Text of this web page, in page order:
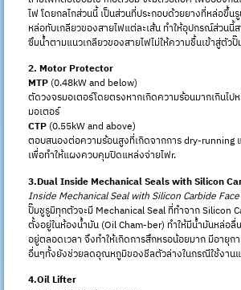
ไฟ โดยกลไกส่วนนี้ เป็นส่วนที่ประกอบด้วยยางที่หล่อขึ้นรู
หล่อทับเกลียวของสายไฟแต่ละเส้น ทำให้อุปกรณ์ส่วนนี้
ซึมน้ำตามแนวเกลียวของสายไฟไม่ให้ความชื้นเข้าสู่ตัวปั๊
2. Motor Protector
MTP (0.48kW and below)
ตัดวงจรมอเตอร์โดยตรงหากเกิดความร้อนมากเกินไป
มอเตอร์
CTP (0.55kW and above)
ตอบสนองต่อความร้อนสูงที่เกิดจากการ dry-running
เพื่อทำให้แผงควบคุมปิดแหล่งจ่ายไฟr.
3.Dual Inside Mechanical Seals with Silicon
Inside Mechanical Seal with Silicon Carbide Face
ปั๊มชูรูมิทุกตัวจะมี Mechanical Seal ที่ทำจาก Silicon
ตั้งอยู่ในห้องน้ำมัน (Oil Cham-ber) ทำให้มีน้ำมันหล่อ
อยู่ตลอดเวลา จึงทำให้เกิดการสึกหรอน้อยมาก มีอายุก
อื่นๆทั้งยังช่วยลดอุณหภูมิของชีลตัวล่างในกรณีใช้งาน
4.Oil Lifter